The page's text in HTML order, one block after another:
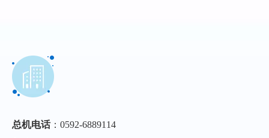
总机电话：0592-6889114